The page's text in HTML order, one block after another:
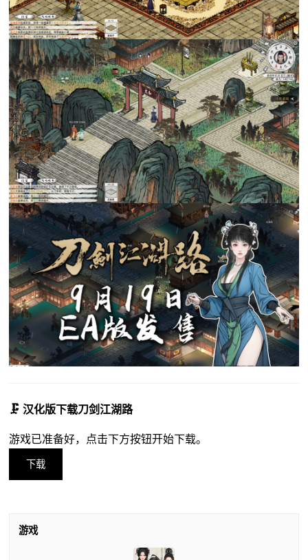
🗜️ 汉化版下载刀剑江湖路
游戏已准备好，点击下方按钮开始下载。
下载
游戏